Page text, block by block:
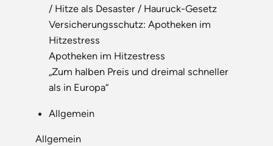
/ Hitze als Desaster / Hauruck-Gesetz
Versicherungsschutz: Apotheken im
Hitzestress
Apotheken im Hitzestress
„Zum halben Preis und dreimal schneller
als in Europa“
Allgemein
Allgemein